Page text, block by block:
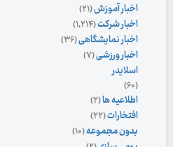
اخبار آموزش(۲۱)
اخبار شرکت(۱,۲۱۴)
اخبار نمایشگاهی(۳۶)
اخبار ورزشی(۷)
اسلایدر
(۶۰)
اطلاعیه ها(۲)
افتخارات(۲۲)
بدون مجموعه(۱۰)